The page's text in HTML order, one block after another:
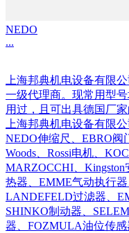
NEDO
...
上海邦典机电设备有限
一级代理商。现常用型
用过，且可出具德国厂
上海邦典机电设备有限
NEDO伸缩尺、EBRO阀
Woods、Rossi电机、
MARZOCCHI、Kingston
热器、EMME气动执行
LANDEFELD过滤器、
SHINKO制动器、
器、FOZMULA油位传